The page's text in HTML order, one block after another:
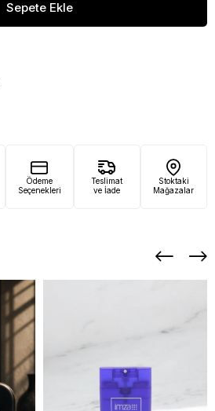
Ödeme
Seçenekleri
Teslimat
ve İade
Stoktaki
Mağazalar